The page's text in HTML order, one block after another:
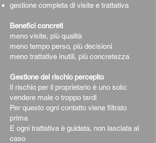
gestione completa di visite e trattativa
Benefici concreti
meno visite, più qualità
meno tempo perso, più decisioni
meno trattative inutili, più concretezza
Gestione del rischio percepito
Il rischio per il proprietario è uno solo:
vendere male o troppo tardi
Per questo ogni contatto viene filtrato
prima
E ogni trattativa è guidata, non lasciata al
caso